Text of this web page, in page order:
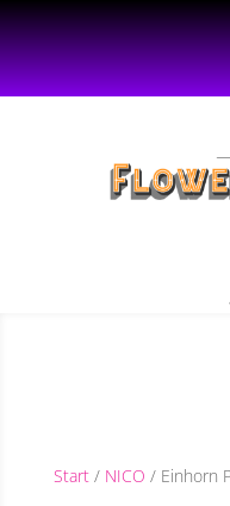
Start/ NICO / Einhorn